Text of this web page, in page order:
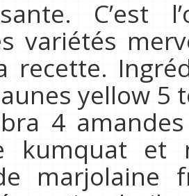
C’est
variétés
recette.
yellow 5
4
kumquat et
marjolaine